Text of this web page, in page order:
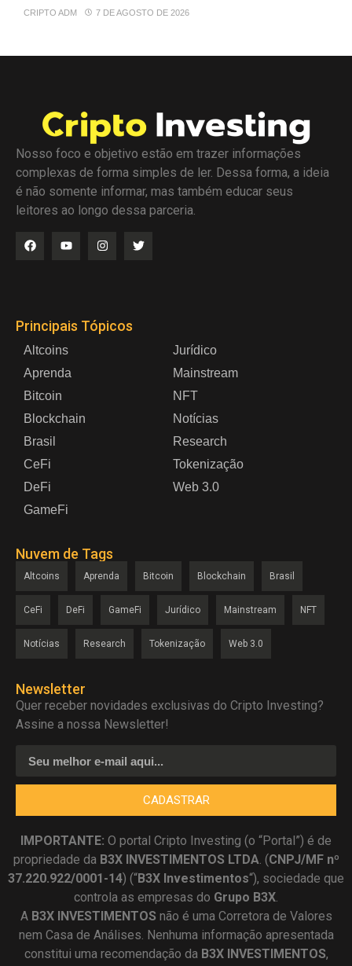
CRIPTO ADM 7 DE AGOSTO DE 2026
Nosso foco e objetivo estão em trazer informações
complexas de forma simples de ler. Dessa forma, a ideia
é não somente informar, mas também educar seus
leitores ao longo dessa parceria.
Principais Tópicos
Altcoins
Aprenda
Bitcoin
Blockchain
Brasil
CeFi
DeFi
GameFi
Jurídico
Mainstream
NFT
Notícias
Research
Tokenização
Web 3.0
Nuvem de Tags
Altcoins Aprenda Bitcoin Blockchain Brasil
CeFi DeFi GameFi Jurídico Mainstream NFT
Notícias Research Tokenização Web 3.0
Newsletter
Quer receber novidades exclusivas do Cripto Investing?
Assine a nossa Newsletter!
CADASTRAR
IMPORTANTE: O portal Cripto Investing (o “Portal”) é de
propriedade da B3X INVESTIMENTOS LTDA. (CNPJ/MF nº
37.220.922/0001-14) (“B3X Investimentos“), sociedade que
controla as empresas do Grupo B3X.
A B3X INVESTIMENTOS não é uma Corretora de Valores
nem Casa de Análises. Nenhuma informação apresentada
constitui uma recomendação da B3X INVESTIMENTOS,